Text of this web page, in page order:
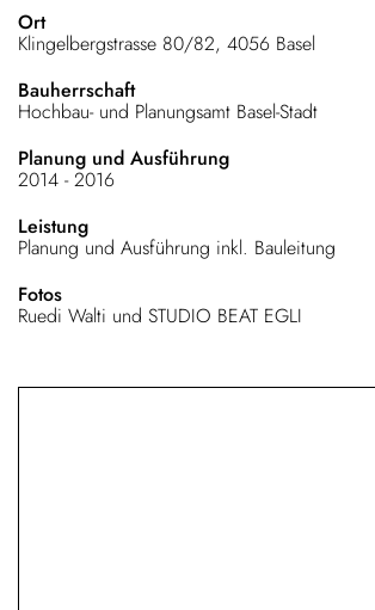
Ort
Klingelbergstrasse 80/82, 4056 Basel
Bauherrschaft
Hochbau- und Planungsamt Basel-Stadt
Planung und Ausführung
2014 - 2016
Leistung
Planung und Ausführung inkl. Bauleitung
Fotos
Ruedi Walti und STUDIO BEAT EGLI